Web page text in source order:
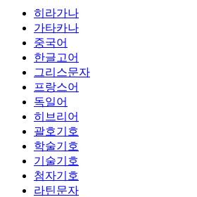
히라가나
가타카나
중국어
한글고어
그리스문자
프랑스어
독일어
히브리어
괄호기호
학술기호
기술기호
첨자기호
라틴문자